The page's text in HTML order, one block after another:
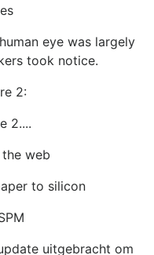
eye was largely
took notice.
2:
2....
web
to silicon
uitgebracht om